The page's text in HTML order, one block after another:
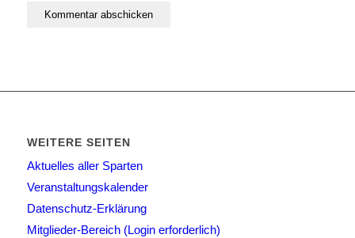
WEITERE SEITEN
Aktuelles aller Sparten
Veranstaltungskalender
Datenschutz-Erklärung
Mitglieder-Bereich (Login erforderlich)